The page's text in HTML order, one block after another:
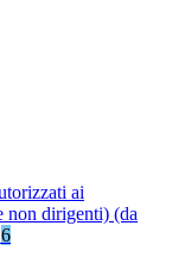
ai
non dirigenti) (da
6